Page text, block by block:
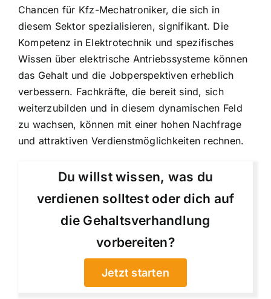
Chancen für Kfz-Mechatroniker, die sich in
diesem Sektor spezialisieren, signifikant. Die
Kompetenz in Elektrotechnik und spezifisches
Wissen über elektrische Antriebssysteme können
das Gehalt und die Jobperspektiven erheblich
verbessern. Fachkräfte, die bereit sind, sich
weiterzubilden und in diesem dynamischen Feld
zu wachsen, können mit einer hohen Nachfrage
und attraktiven Verdienstmöglichkeiten rechnen.
Du willst wissen, was du
verdienen solltest oder dich auf
die Gehaltsverhandlung
vorbereiten?
Jetzt starten